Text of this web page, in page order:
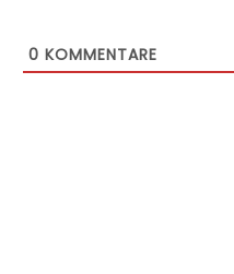
0 KOMMENTARE